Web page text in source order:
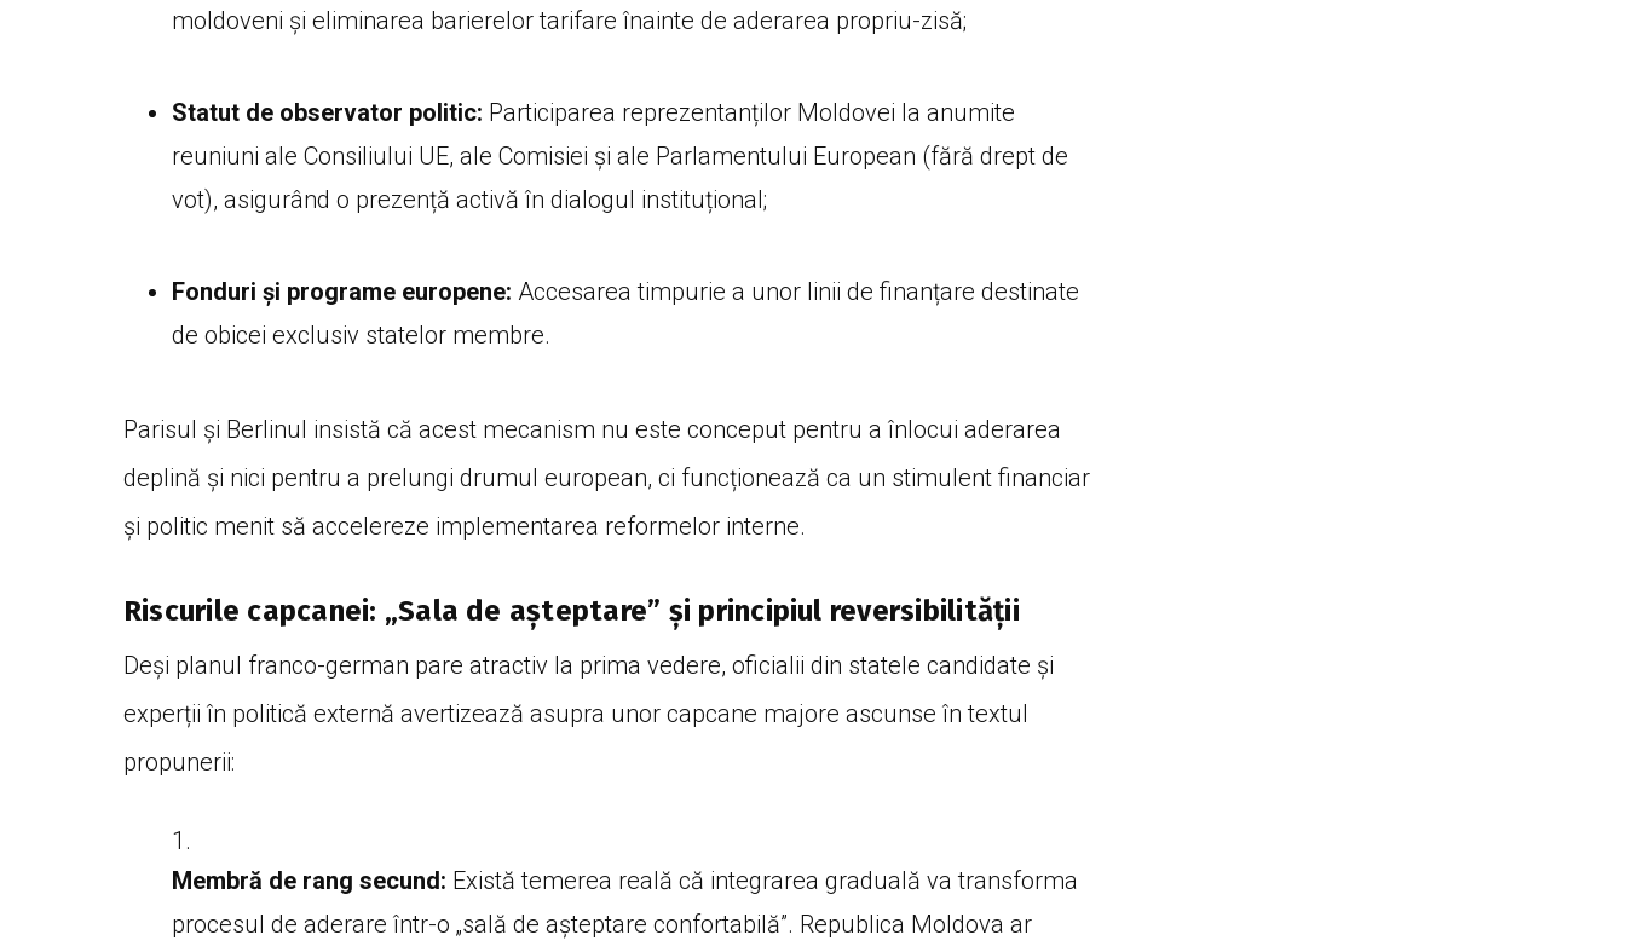
moldoveni și eliminarea barierelor tarifare înainte de aderarea propriu-zisă;
Statut de observator politic: Participarea reprezentanților Moldovei la anumite
reuniuni ale Consiliului UE, ale Comisiei și ale Parlamentului European (fără drept de
vot), asigurând o prezență activă în dialogul instituțional;
Fonduri și programe europene: Accesarea timpurie a unor linii de finanțare destinate
de obicei exclusiv statelor membre.
Parisul și Berlinul insistă că acest mecanism nu este conceput pentru a înlocui aderarea
deplină și nici pentru a prelungi drumul european, ci funcționează ca un stimulent financiar
și politic menit să accelereze implementarea reformelor interne.
Riscurile capcanei: „Sala de așteptare” și principiul reversibilității
Deși planul franco-german pare atractiv la prima vedere, oficialii din statele candidate și
experții în politică externă avertizează asupra unor capcane majore ascunse în textul
propunerii:
Membră de rang secund: Există temerea reală că integrarea graduală va transforma
procesul de aderare într-o „sală de așteptare confortabilă”. Republica Moldova ar